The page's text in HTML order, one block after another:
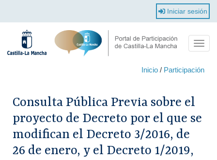
principal
Iniciar sesión
Inicio/ Participación
Consulta Pública Previa sobre el
proyecto de Decreto por el que se
modifican el Decreto 3/2016, de
26 de enero, y el Decreto 1/2019,